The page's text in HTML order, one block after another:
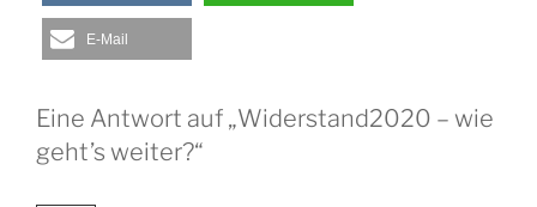
E-Mail
Eine Antwort auf „Widerstand2020 – wie
geht’s weiter?“